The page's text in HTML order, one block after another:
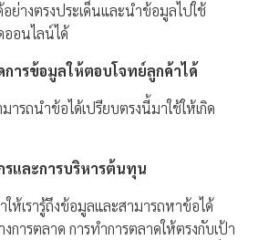
ย่างตรงประเด็นและนำข้อมูลไปใช้
อนไลน์ได้
การข้อมูลให้ตอบโจทย์ลูกค้าได้
มารถนำข้อได้เปรียบตรงนี้มาใช้ให้เกิด
รและการบริหารต้นทุน
ห้เรารู้ถึงข้อมูลและสามารถหาข้อได้
การตลาด การทำการตลาดให้ตรงกับเป้า